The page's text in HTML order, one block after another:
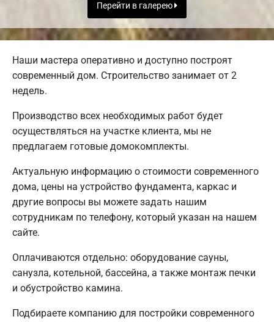
Перейти в галерею
Наши мастера оперативно и доступно построят
современный дом. Строительство занимает от 2
недель.
Производство всех необходимых работ будет
осуществляться на участке клиента, мы не
предлагаем готовые домокомплекты.
Актуальную информацию о стоимости современного
дома, цены на устройство фундамента, каркас и
другие вопросы вы можете задать нашим
сотрудникам по телефону, который указан на нашем
сайте.
Оплачиваются отдельно: оборудование сауны,
санузла, котельной, бассейна, а также монтаж печки
и обустройство камина.
Подбираете компанию для постройки современного